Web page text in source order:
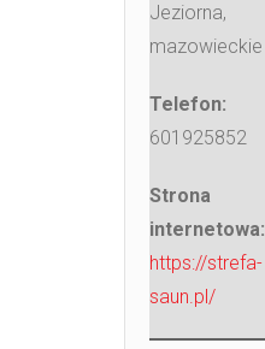
Jeziorna,
mazowieckie
Telefon:
601925852
Strona
internetowa:
https://strefa-
saun.pl/